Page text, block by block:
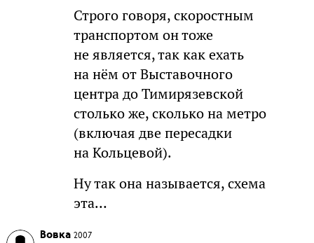
Строго говоря, скоростным
транспортом он тоже
не является, так как ехать
на нём от Выставочного
центра до Тимирязевской
столько же, сколько на метро
(включая две пересадки
на Кольцевой).
Ну так она называется, схема
эта…
Вовка 2007